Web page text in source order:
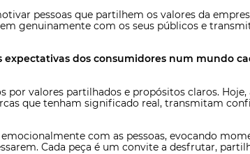
pessoas que partilhem os valores da
genuinamente com os seus públicos e
dos consumidores num mundo
valores partilhados e propósitos claros. Hoje,
que tenham significado real, transmitam
com as pessoas, evocando
Cada peça é um convite a desfrutar,